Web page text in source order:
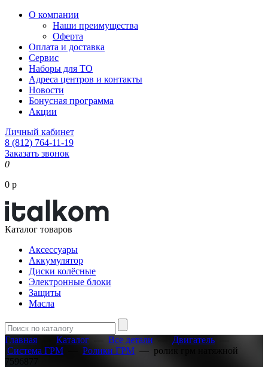
О компании
Наши преимущества
Оферта
Оплата и доставка
Сервис
Наборы для ТО
Адреса центров и контакты
Новости
Бонусная программа
Акции
Личный кабинет
8 (812) 764-11-19
Заказать звонок
0
0 р
Каталог товаров
Аксессуары
Аккумулятор
Диски колёсные
Электронные блоки
Защиты
Масла
Главная Каталог — Все детали — Двигатель —
Система ГРМ
Ролики ГРМ — ролик грм натяжной
7596877